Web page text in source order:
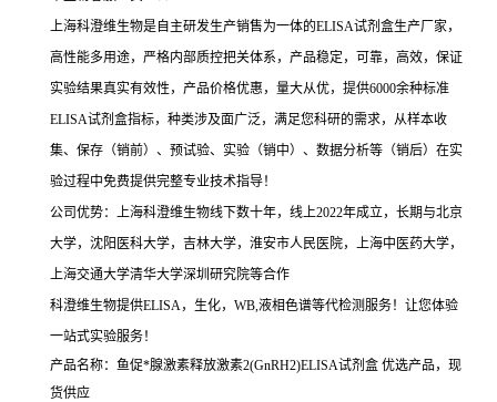
上海科澄维生物是自主研发生产销售为一体的ELISA试剂盒生产厂家，
高性能多用途，严格内部质控把关体系，产品稳定，可靠，高效，保证
实验结果真实有效性，产品价格优惠，量大从优，提供6000余种标准
ELISA试剂盒指标，种类涉及面广泛，满足您科研的需求，从样本收
集、保存（销前）、预试验、实验（销中）、数据分析等（销后）在实
验过程中免费提供完整专业技术指导！
公司优势：上海科澄维生物线下数十年，线上2022年成立，长期与北京
大学，沈阳医科大学，吉林大学，淮安市人民医院，上海中医药大学，
上海交通大学清华大学深圳研究院等合作
科澄维生物提供ELISA，生化，WB,液相色谱等代检测服务！让您体验
一站式实验服务！
产品名称：鱼促*腺激素释放激素2(GnRH2)ELISA试剂盒 优选产品，现
货供应